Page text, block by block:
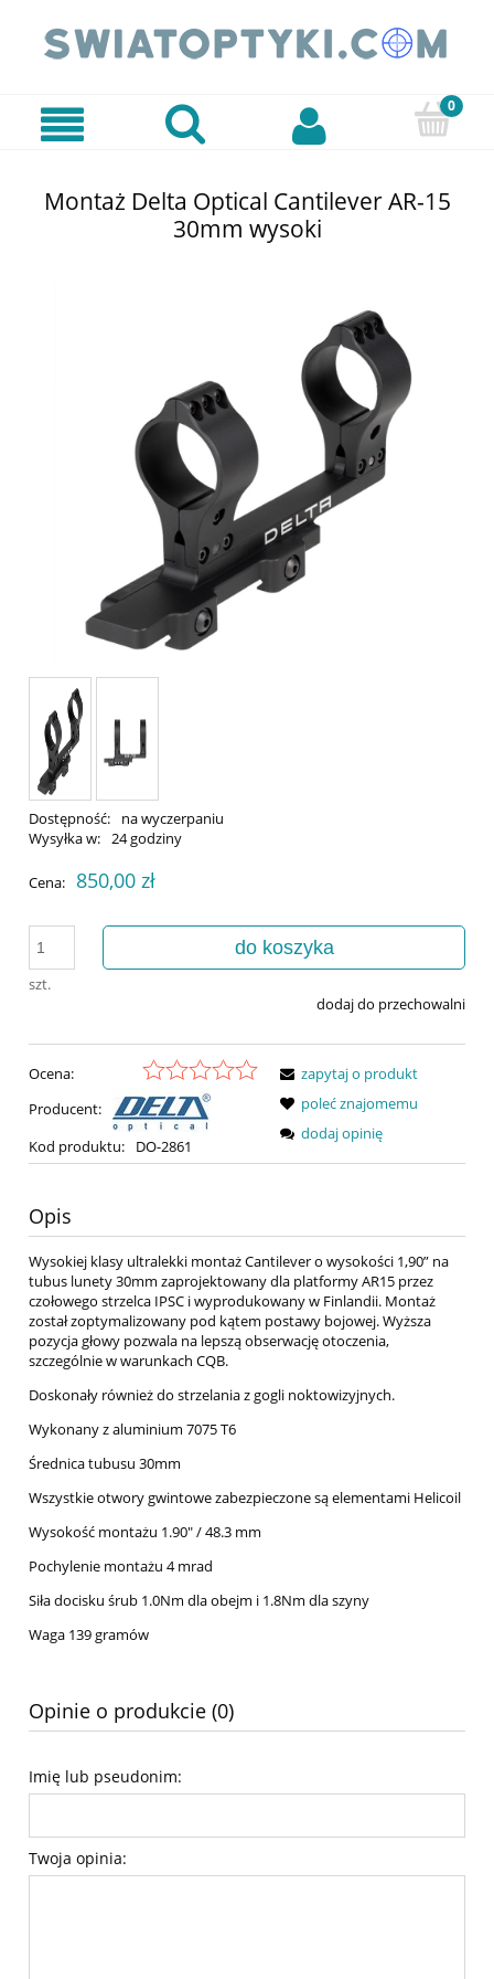
Montaż Delta Optical Cantilever AR-15
30mm wysoki
Dostępność:
na wyczerpaniu
Wysyłka w:
24 godziny
Cena: 850,00 zł
szt.
do koszyka
dodaj do przechowalni
Ocena:
Producent:
Kod produktu:
DO-2861
zapytaj o produkt
poleć znajomemu
dodaj opinię
Opis
Wysokiej klasy ultralekki montaż Cantilever o wysokości 1,90” na
tubus lunety 30mm zaprojektowany dla platformy AR15 przez
czołowego strzelca IPSC i wyprodukowany w Finlandii. Montaż
został zoptymalizowany pod kątem postawy bojowej. Wyższa
pozycja głowy pozwala na lepszą obserwację otoczenia,
szczególnie w warunkach CQB.
Doskonały również do strzelania z gogli noktowizyjnych.
Wykonany z aluminium 7075 T6
Średnica tubusu 30mm
Wszystkie otwory gwintowe zabezpieczone są elementami Helicoil
Wysokość montażu 1.90" / 48.3 mm
Pochylenie montażu 4 mrad
Siła docisku śrub 1.0Nm dla obejm i 1.8Nm dla szyny
Waga 139 gramów
Opinie o produkcie (0)
Imię lub pseudonim:
Twoja opinia: